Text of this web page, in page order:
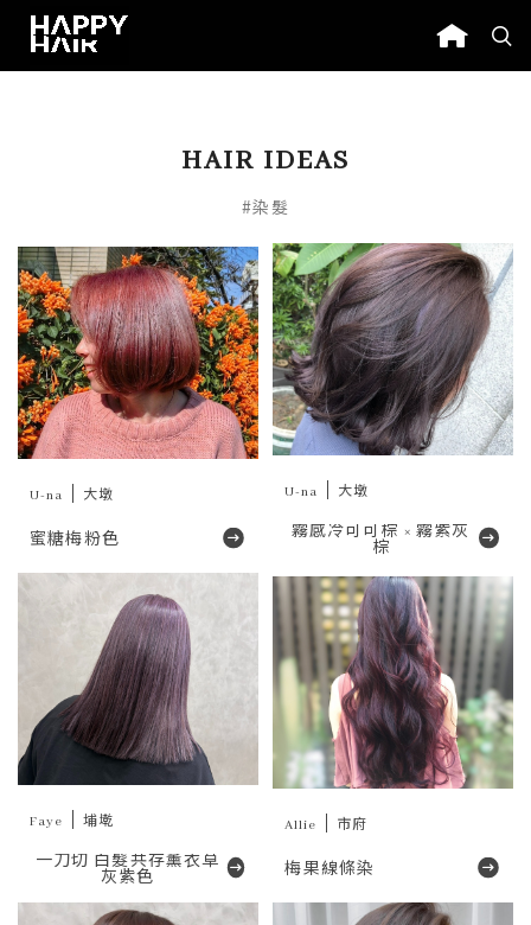
HAIR IDEAS
#染髮
U-na 大墩
蜜糖梅粉色
U-na 大墩
霧感冷可可棕 × 霧紫灰
棕
Faye 埔墘
一刀切 白髮共存薰衣草
灰紫色
Allie 市府
梅果線條染